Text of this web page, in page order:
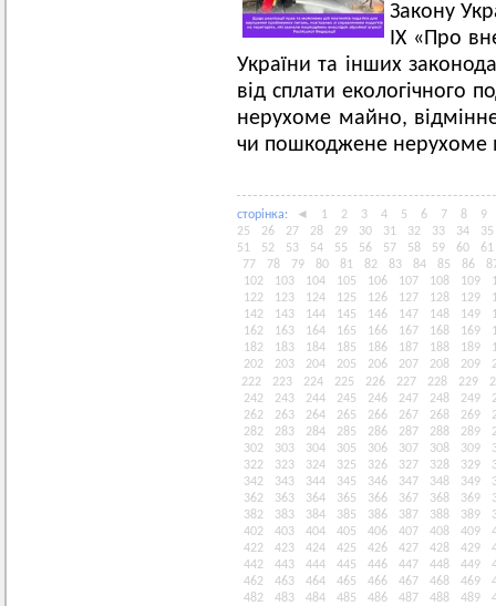
Закону
ІХ «Про
України та інших
від сплати екологічного
нерухоме майно,
чи пошкоджене нерухоме
сторiнка: ◄ 1 2 3 4 5 6 7 8
9
25
26 27 28 29 30 31 32 33 34
35
51
52 53 54 55 56 57 58 59 60
61
77
78 79 80 81 82 83 84 85 86
102
103 104 105 106 107 108 109
122
123 124 125 126 127 128 129
142
143 144 145 146 147 148 149
162
163 164 165 166 167 168 169
182
183 184 185 186 187 188 189
202
203 204 205 206 207 208 209
222
223 224 225 226 227 228 229
242
243 244 245 246 247 248 249
262
263 264 265 266 267 268 269
282
283 284 285 286 287 288 289
302
303 304 305 306 307 308 309
322
323 324 325 326 327 328 329
342
343 344 345 346 347 348 349
362
363 364 365 366 367 368 369
382
383 384 385 386 387 388 389
402
403 404 405 406 407 408 409
422
423 424 425 426 427 428 429
442
443 444 445 446 447 448 449
462
463 464 465 466 467 468 469
482
483 484 485 486 487 488 489